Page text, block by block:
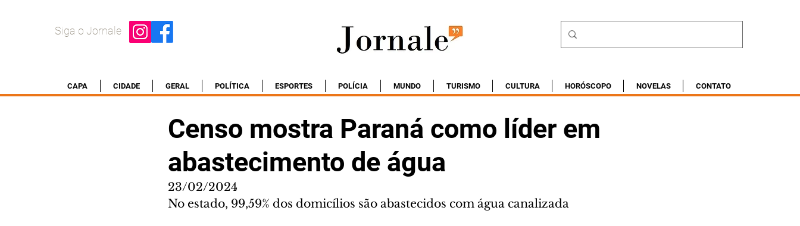
Siga o Jornale
CAPA CIDADE GERAL POLÍTICA ESPORTES POLÍCIA MUNDO TURISMO CULTURA HORÓSCOPO NOVELAS CONTATO
Censo mostra Paraná como líder em
abastecimento de água
23/02/2024
No estado, 99,59% dos domicílios são abastecidos com água canalizada